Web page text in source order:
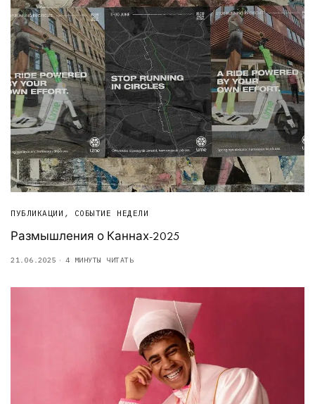
ПУБЛИКАЦИИ , СОБЫТИЕ НЕДЕЛИ
Размышления о Каннах-2025
21.06.2025 4 МИНУТЫ ЧИТАТЬ